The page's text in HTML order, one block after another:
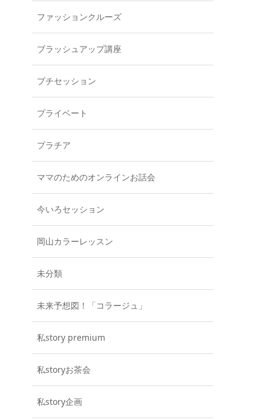
ファッションクルーズ
ブラッシュアップ講座
プチセッション
プライベート
プラチア
ママのためのオンラインお話会
今いろセッション
岡山カラーレッスン
未分類
未来予想図！「コラージュ」
私story premium
私storyお茶会
私story企画